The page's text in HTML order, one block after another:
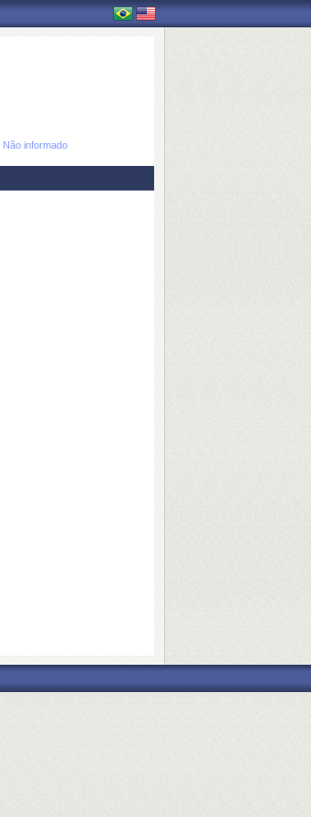
Não informado